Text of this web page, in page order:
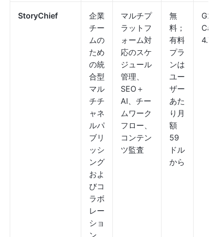
StoryChief
企業
チー
ムの
ため
の統
合型
マル
チチ
ャネ
ルパ
ブリ
ッシ
ング
およ
びコ
ラボ
レー
ショ
ン
マルチプ
ラットフ
ォーム対
応のスケ
ジュール
管理、
SEO＋
AI、チー
ムワーク
フロー、
コンテン
ツ監査
無
料；
有料
プラ
ンは
ユー
ザー
あた
り月
額
59
ドル
から
G2
4.7/